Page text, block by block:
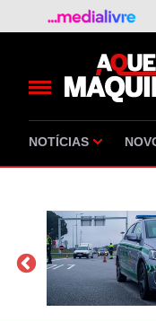
NOTÍCIAS